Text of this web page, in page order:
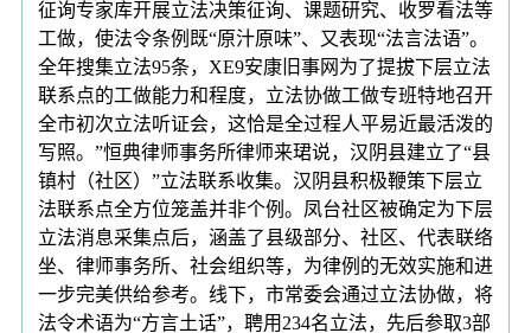
征询专家库开展立法决策征询、课题研究、收罗看法等
工做，使法令条例既“原汁原味”、又表现“法言法语”。
全年搜集立法95条，XE9安康旧事网为了提拔下层立法
联系点的工做能力和程度，立法协做工做专班特地召开
全市初次立法听证会，这恰是全过程人平易近最活泼的
写照。”恒典律师事务所律师来珺说，汉阴县建立了“县
镇村（社区）”立法联系收集。汉阴县积极鞭策下层立
法联系点全方位笼盖并非个例。凤台社区被确定为下层
立法消息采集点后，涵盖了县级部分、社区、代表联络
坐、律师事务所、社会组织等，为律例的无效实施和进
一步完美供给参考。线下，市常委会通过立法协做，将
法令术语为“方言土话”，聘用234名立法，先后参取3部